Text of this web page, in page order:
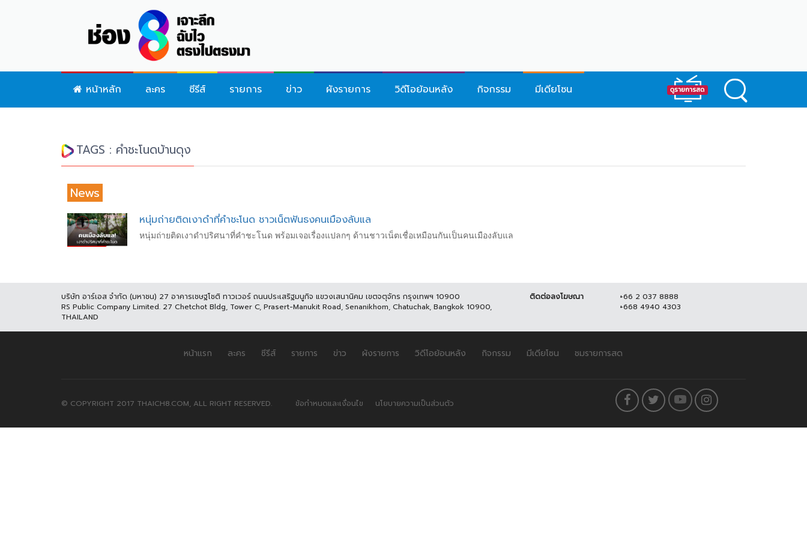
หน้าหลัก ละคร ซีรีส์ รายการ ข่าว ผังรายการ วิดีโอย้อนหลัง กิจกรรม มีเดียโซน
TAGS : คําชะโนดบ้านดุง
News
หนุ่มถ่ายติดเงาดำที่คำชะโนด ชาวเน็ตฟันธงคนเมืองลับแล
หนุ่มถ่ายติดเงาดำปริศนาที่คำชะโนด พร้อมเจอเรื่องแปลกๆ ด้านชาวเน็ตเชื่อเหมือนกันเป็นคนเมืองลับแล
บริษัท อาร์เอส จำกัด (มหาชน) 27 อาคารเชษฐโชติ ทาวเวอร์ ถนนประเสริฐมนูกิจ แขวงเสนานิคม เขตจตุจักร กรุงเทพฯ 10900
RS Public Company Limited. 27 Chetchot Bldg, Tower C, Prasert-Manukit Road, Senanikhom, Chatuchak, Bangkok 10900,
THAILAND
ติดต่อลงโฆษณา
+66 2 037 8888
+668 4940 4303
หน้าแรก ละคร ซีรีส์ รายการ ข่าว ผังรายการ วิดีโอย้อนหลัง กิจกรรม มีเดียโซน ชมรายการสด
© COPYRIGHT 2017 THAICH8.COM, ALL RIGHT RESERVED. ข้อกำหนดและเงื่อนไข นโยบายความเป็นส่วนตัว